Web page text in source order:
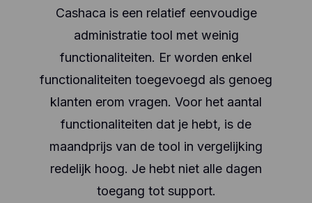
Cashaca is een relatief eenvoudige
administratie tool met weinig
functionaliteiten. Er worden enkel
functionaliteiten toegevoegd als genoeg
klanten erom vragen. Voor het aantal
functionaliteiten dat je hebt, is de
maandprijs van de tool in vergelijking
redelijk hoog. Je hebt niet alle dagen
toegang tot support.